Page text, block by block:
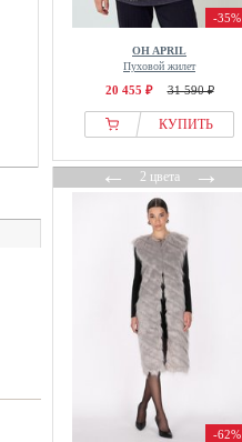
-35%
OH APRIL
Пуховой жилет
20 455 ₽ 31 590 ₽
КУПИТЬ
←2 цвета→
-62%